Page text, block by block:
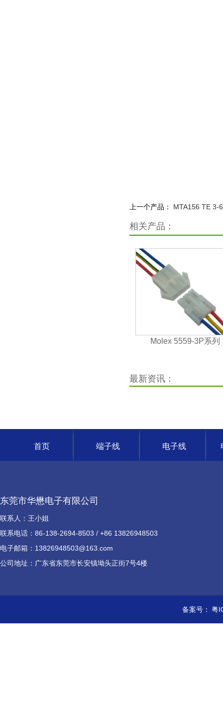
上一个产品： MTA156 TE 3-
相关产品：
Molex 5559-3P系列
最新资讯：
首页 端子线 电子线
东莞市华懋电子有限公司
联系人：王小姐
联系电话：86-138-2694-8503 / +86 13826948503
电子邮箱：13826948503@163.com
公司地址：广东省东莞市长安镇坳头正街7号4楼
备案号： 粤